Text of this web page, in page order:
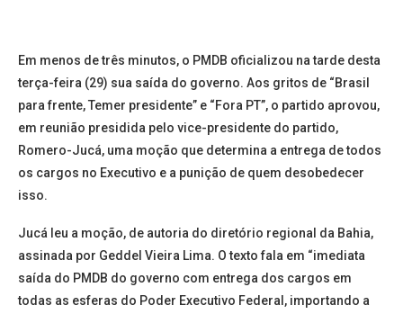
Em menos de três minutos, o PMDB oficializou na tarde desta
terça-feira (29) sua saída do governo. Aos gritos de “Brasil
para frente, Temer presidente” e “Fora PT”, o partido aprovou,
em reunião presidida pelo vice-presidente do partido,
Romero-Jucá, uma moção que determina a entrega de todos
os cargos no Executivo e a punição de quem desobedecer
isso.
Jucá leu a moção, de autoria do diretório regional da Bahia,
assinada por Geddel Vieira Lima. O texto fala em “imediata
saída do PMDB do governo com entrega dos cargos em
todas as esferas do Poder Executivo Federal, importando a